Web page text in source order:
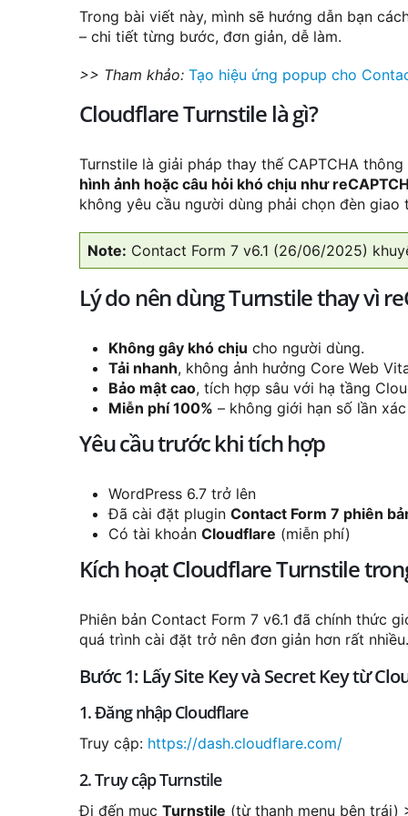
Trong bài viết này, mình sẽ hướng dẫn bạn
– chi tiết từng bước, đơn giản, dễ làm.
>> Tham khảo: Tạo hiệu ứng popup cho
Cloudflare Turnstile là gì?
Turnstile là giải pháp thay thế CAPTCHA
hình ảnh hoặc câu hỏi khó chịu như
không yêu cầu người dùng phải chọn đèn
Note: Contact Form 7 v6.1 (26/06/2025)
Lý do nên dùng Turnstile thay vì
Không gây khó chịu cho người dùng.
Tải nhanh, không ảnh hưởng Core Web
Bảo mật cao, tích hợp sâu với hạ tầng
Miễn phí 100% – không giới hạn số lần
Yêu cầu trước khi tích hợp
WordPress 6.7 trở lên
Đã cài đặt plugin Contact Form 7 phiên
Có tài khoản Cloudflare (miễn phí)
Kích hoạt Cloudflare Turnstile
Phiên bản Contact Form 7 v6.1 đã chính thức
quá trình cài đặt trở nên đơn giản hơn rất
Bước 1: Lấy Site Key và Secret Key từ
1. Đăng nhập Cloudflare
Truy cập: https://dash.cloudflare.com/
2. Truy cập Turnstile
Đi đến mục Turnstile (từ thanh menu bên trái)